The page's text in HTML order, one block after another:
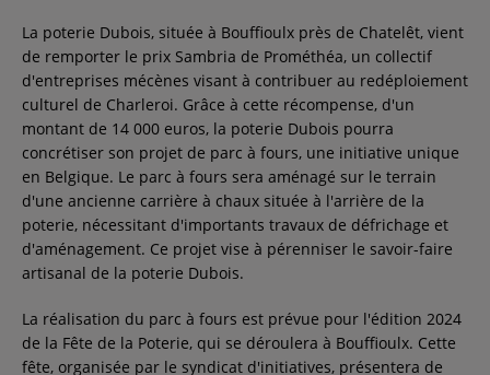
La poterie Dubois, située à Bouffioulx près de Chatelêt, vient
de remporter le prix Sambria de Prométhéa, un collectif
d'entreprises mécènes visant à contribuer au redéploiement
culturel de Charleroi. Grâce à cette récompense, d'un
montant de 14 000 euros, la poterie Dubois pourra
concrétiser son projet de parc à fours, une initiative unique
en Belgique. Le parc à fours sera aménagé sur le terrain
d'une ancienne carrière à chaux située à l'arrière de la
poterie, nécessitant d'importants travaux de défrichage et
d'aménagement. Ce projet vise à pérenniser le savoir-faire
artisanal de la poterie Dubois.
La réalisation du parc à fours est prévue pour l'édition 2024
de la Fête de la Poterie, qui se déroulera à Bouffioulx. Cette
fête, organisée par le syndicat d'initiatives, présentera de